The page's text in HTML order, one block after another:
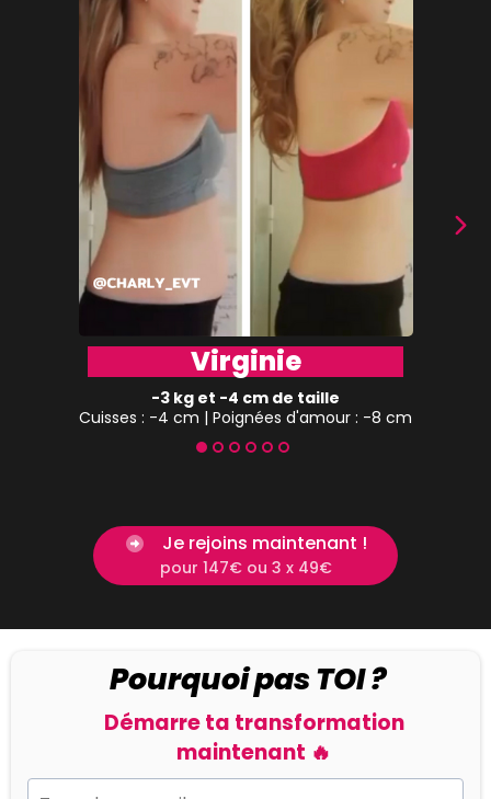
Virginie
-3 kg et -4 cm de taille
Cuisses : -4 cm | Poignées d'amour : -8 cm
Je rejoins maintenant !
pour 147€ ou 3 x 49€
Pourquoi pas TOI ?
Démarre ta transformation
maintenant 🔥